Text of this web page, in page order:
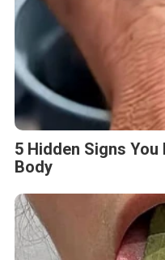
5 Hidden Signs
Body